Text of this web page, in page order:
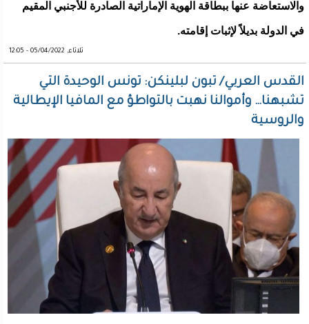
والاستعاضة عنها ببطاقة الهوية الإماراتية الصادرة للأجنبي المقيم
في الدولة بديلاً لإثبات إقامته.
ثلاثاء, 05/04/2022 - 12:05
القدس العربي/ تبون لبلينكن: تونس الوحيدة التي
تشبهنا… وأموالنا نهبت بالتواطؤ مع المافيا الإيطالية
والروسية